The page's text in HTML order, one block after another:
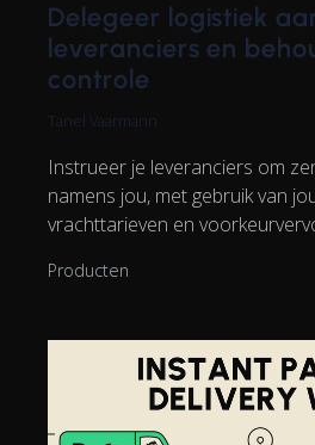
Delegeer logistiek
leveranciers en
controle
Tanel Vaarmann
Instrueer je leveranciers om
namens jou, met gebruik van
vrachttarieven en
Producten